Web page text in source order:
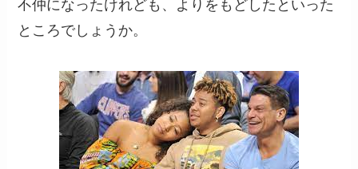
不仲になったけれども、よりをもどしたといった
ところでしょうか。